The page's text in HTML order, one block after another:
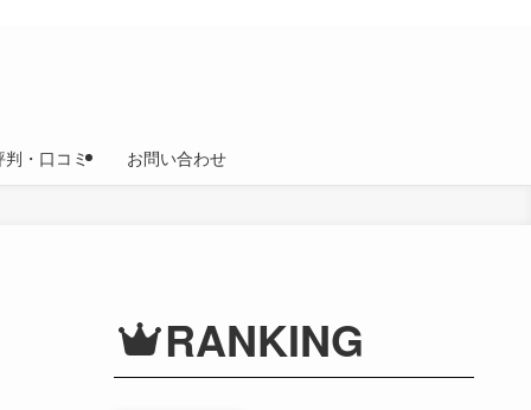
判・口コミ お問い合わせ
RANKING